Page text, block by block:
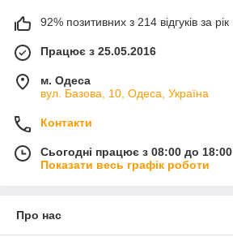
92% позитивних з 214 відгуків за рік
Працює з 25.05.2016
м. Одеса
вул. Базова, 10, Одеса, Україна
Контакти
Сьогодні працює з 08:00 до 18:00
Показати весь графік роботи
Про нас